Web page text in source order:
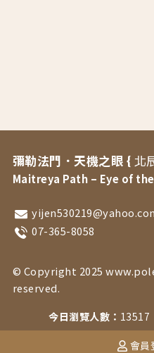
會員
彌勒法門．天機之眼 { 北
Maitreya Path – Eye of
07-365-8058
© Copyright 2025
reserved.
今日瀏覽人數： 13517